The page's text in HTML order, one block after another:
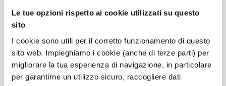
Le tue opzioni rispetto ai cookie utilizzati su questo
sito
I cookie sono utili per il corretto funzionamento di questo
sito web. Impieghiamo i cookie (anche di terze parti) per
migliorare la tua esperienza di navigazione, in particolare
per garantirne un utilizzo sicuro, raccogliere dati
vengono
nte
FWA o
nessuna
Zona non
raggiunta
Considera la
fibra